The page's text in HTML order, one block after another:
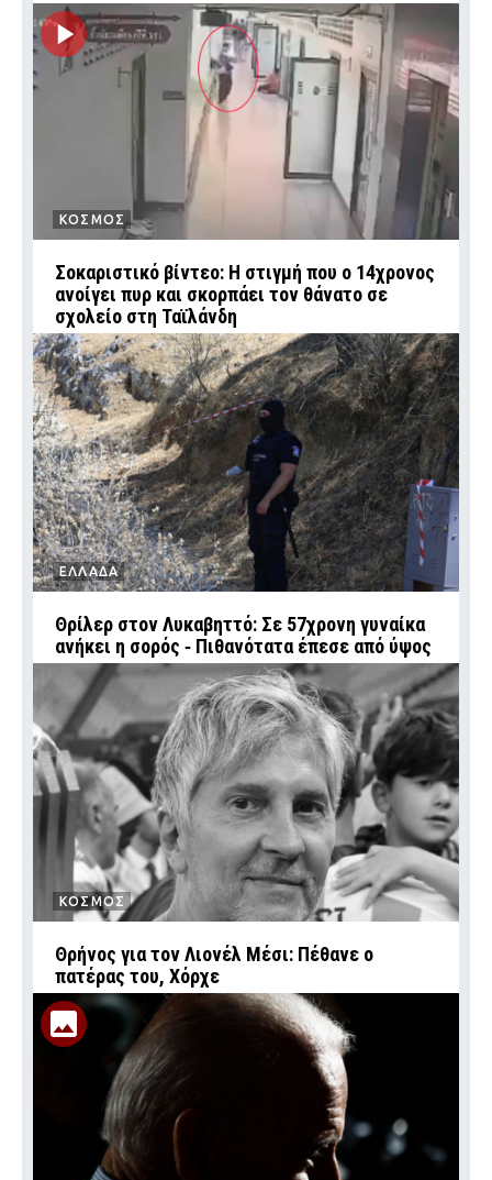
ΚΟΣΜΟΣ
Σοκαριστικό βίντεο: Η στιγμή που ο 14χρονος
ανοίγει πυρ και σκορπάει τον θάνατο σε
σχολείο στη Ταϊλάνδη
ΕΛΛΑΔΑ
Θρίλερ στον Λυκαβηττό: Σε 57χρονη γυναίκα
ανήκει η σορός ‑ Πιθανότατα έπεσε από ύψος
ΚΟΣΜΟΣ
Θρήνος για τον Λιονέλ Μέσι: Πέθανε ο
πατέρας του, Χόρχε